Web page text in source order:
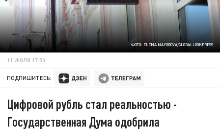
ФОТО: ELENA MAYOROVA/GLOBALLOOKPRESS
11 ИЮЛЯ 17:50
ПОДПИШИТЕСЬ:
Цифровой рубль стал реальностью -
Государственная Дума одобрила